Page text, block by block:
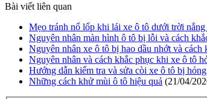
Bài viết liên quan
Mẹo tránh nổ lốp khi lái xe ô tô dưới trời nắng
Nguyên nhân màn hình ô tô bị lỗi và cách
Nguyên nhân xe ô tô bị hao dầu nhớt và cách
Nguyên nhân và cách khắc phục khi xe ô tô
Hướng dẫn kiểm tra và sửa còi xe ô tô bị hỏng
Những cách khử mùi ô tô hiệu quả (21/04/